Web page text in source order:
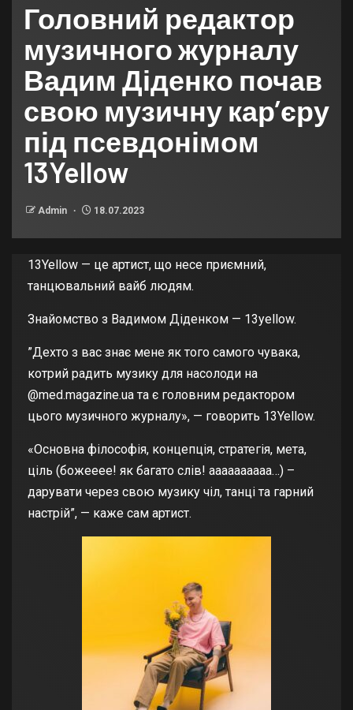
Головний редактор
музичного журналу
Вадим Діденко почав
свою музичну кар’єру
під псевдонімом
13Yellow
Admin 18.07.2023
13Yellow — це артист, що несе приємний,
танцювальний вайб людям.
Знайомство з Вадимом Діденком — 13yellow.
”Дехто з вас знає мене як того самого чувака,
котрий радить музику для насолоди на
@med.magazine.ua та є головним редактором
цього музичного журналу», — говорить 13Yellow.
«Основна філософія, концепція, стратегія, мета,
ціль (божееее! як багато слів! аааааааааа…) –
дарувати через свою музику чіл, танці та гарний
настрій”, — каже сам артист.